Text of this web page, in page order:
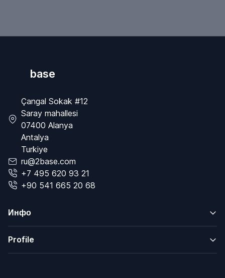
base
Çangal Sokak #12
Saray mahallesi
07400 Alanya
Antalya
Turkiye
ru@2base.com
+7 495 620 93 21
+90 541 665 20 68
Инфо
Profile